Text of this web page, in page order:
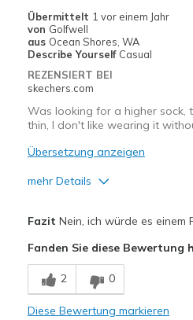
Übermittelt 1 vor einem Jahr
von Golfwell
aus Ocean Shores, WA
Describe Yourself Casual
REZENSIERT BEI
skechers.com
Was looking for a higher sock,
thin, I don't like wearing it
Übersetzung anzeigen
mehr Details
Nachteile
Too thin
Fazit Nein, ich würde es einem
Fanden Sie diese Bewertung
2 0
Diese Bewertung markieren